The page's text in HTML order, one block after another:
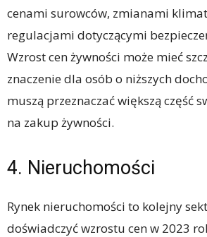
cenami surowców, zmianami
regulacjami dotyczącymi
Wzrost cen żywności może mieć
znaczenie dla osób o niższych
muszą przeznaczać większą część
na zakup żywności.
4. Nieruchomości
Rynek nieruchomości to kolejny
doświadczyć wzrostu cen w 2023